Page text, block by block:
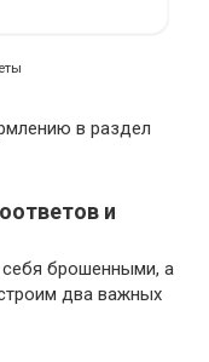
в раздел
и
брошенными, а
два важных